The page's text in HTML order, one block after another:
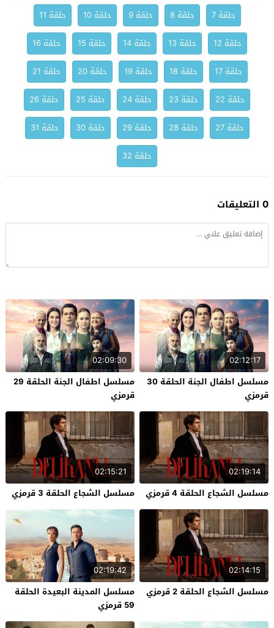
حلقة 7
حلقة 8 حلقة 9 حلقة 10
حلقة 11
حلقة 12
حلقة 13 حلقة 14 حلقة 15
حلقة 16
حلقة 17
حلقة 18 حلقة 19 حلقة 20
حلقة 21
حلقة 22
حلقة 23 حلقة 24 حلقة 25
حلقة 26
حلقة 27
حلقة 28 حلقة 29 حلقة 30
حلقة 31
حلقة 32
0 التعليقات
02:12:17
مسلسل اطفال الجنة الحلقة 30
قرمزي
02:09:30
مسلسل اطفال الجنة الحلقة 29
قرمزي
02:19:14
مسلسل الشجاع الحلقة 4 قرمزي
02:15:21
مسلسل الشجاع الحلقة 3 قرمزي
02:14:15
مسلسل الشجاع الحلقة 2 قرمزي
02:19:42
مسلسل المدينة البعيدة الحلقة
59 قرمزي